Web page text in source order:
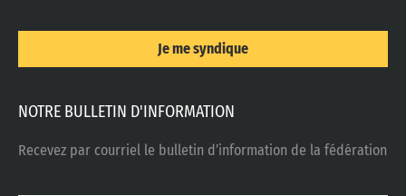
Je me syndique
NOTRE BULLETIN D'INFORMATION
Recevez par courriel le bulletin d’information de la fédération